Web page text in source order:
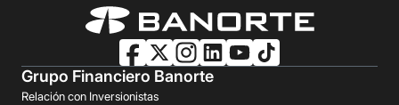
Grupo Financiero Banorte
Relación con Inversionistas